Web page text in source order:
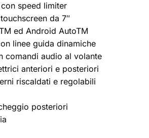
speed limiter
da 7″
ed Android AutoTM
linee guida dinamiche
comandi audio al volante
anteriori e posteriori
riscaldati e regolabili
posteriori